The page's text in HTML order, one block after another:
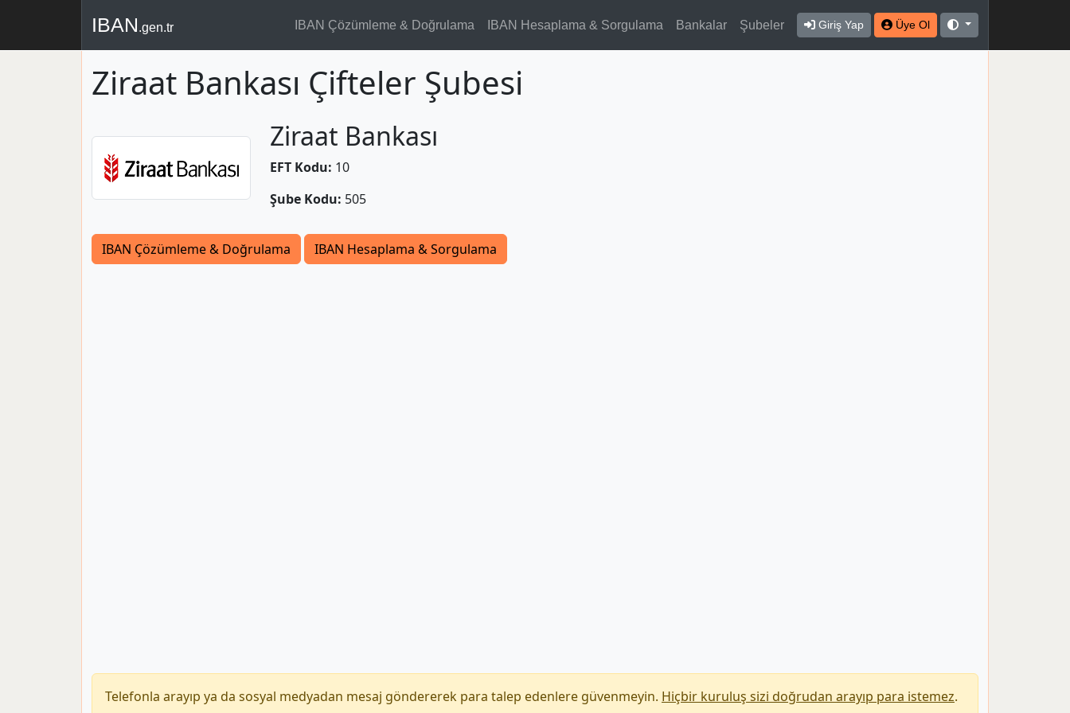
IBAN.gen.tr IBAN Çözümleme & Doğrulama IBAN Hesaplama & Sorgulama Bankalar Şubeler Giriş Yap Üye Ol
Ziraat Bankası Çifteler Şubesi
Ziraat Bankası
EFT Kodu: 10
Şube Kodu: 505
IBAN Çözümleme & Doğrulama IBAN Hesaplama & Sorgulama
Telefonla arayıp ya da sosyal medyadan mesaj göndererek para talep edenlere güvenmeyin. Hiçbir kuruluş sizi doğrudan arayıp para istemez.